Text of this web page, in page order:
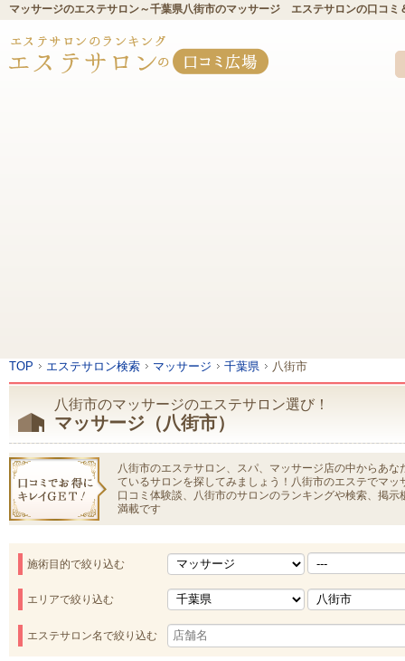
マッサージのエステサロン～千葉県八街市のマッサージ エステサロンの口コミ
TOP エステサロン検索 マッサージ 千葉県 八街市
八街市のマッサージのエステサロン選び！
マッサージ（八街市）
八街市のエステサロン、スパ、マッサージ店の中からあ
ているサロンを探してみましょう！八街市のエステでマ
口コミ体験談、八街市のサロンのランキングや検索、掲
満載です
施術目的で絞り込む
エリアで絞り込む
エステサロン名で絞り込む